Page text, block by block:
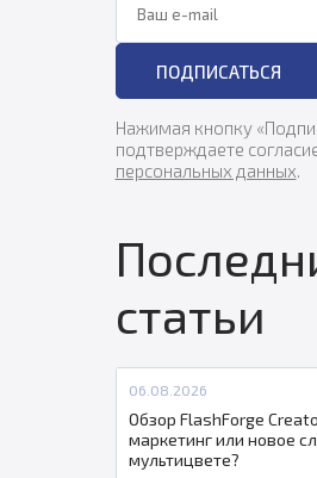
ПОДПИСАТЬСЯ
Нажимая кнопку
подтверждаете
персональных данных.
статьи
06.08.2026
Обзор FlashForge
маркетинг или новое
мультицвете?